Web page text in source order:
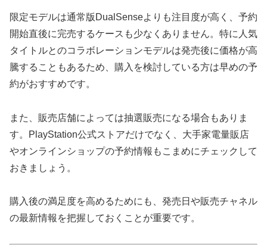
限定モデルは通常版DualSenseよりも注目度が高く、予約
開始直後に完売するケースも少なくありません。特に人気
タイトルとのコラボレーションモデルは発売後に価格が高
騰することもあるため、購入を検討している方は早めの予
約がおすすめです。
また、販売店舗によっては抽選販売になる場合もありま
す。PlayStation公式ストアだけでなく、大手家電量販店
やオンラインショップの予約情報もこまめにチェックして
おきましょう。
購入後の満足度を高めるためにも、発売日や販売チャネル
の最新情報を把握しておくことが重要です。